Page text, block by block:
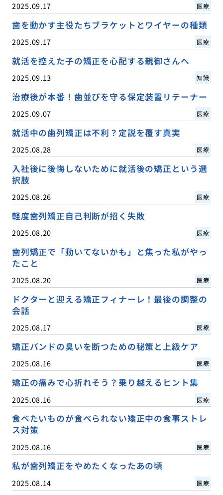
2025.09.17 医療
歯を動かす主役たちブラケットとワイヤーの種類
2025.09.17 医療
就活を控えた子の矯正を心配する親御さんへ
2025.09.13 知識
治療後が本番！歯並びを守る保定装置リテーナー
2025.09.07 医療
就活中の歯列矯正は不利？定説を覆す真実
2025.08.28 医療
入社後に後悔しないために就活後の矯正という選
択肢
2025.08.26 医療
軽度歯列矯正自己判断が招く失敗
2025.08.20 医療
歯列矯正で「動いてないかも」と焦った私がやっ
たこと
2025.08.20 医療
ドクターと迎える矯正フィナーレ！最後の調整の
会話
2025.08.17 医療
矯正バンドの臭いを断つための秘策と上級ケア
2025.08.16 医療
矯正の痛みで心折れそう？乗り越えるヒント集
2025.08.16 医療
食べたいものが食べられない矯正中の食事ストレ
ス対策
2025.08.16 医療
私が歯列矯正をやめたくなったあの頃
2025.08.14 医療